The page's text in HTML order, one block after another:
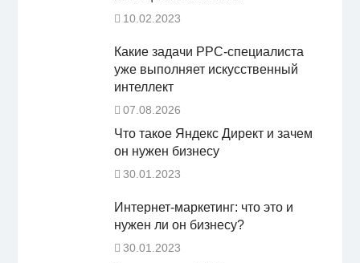
10.02.2023
Какие задачи PPC-специалиста
уже выполняет искусственный
интеллект
07.08.2026
Что такое Яндекс Директ и зачем
он нужен бизнесу
30.01.2023
Интернет-маркетинг: что это и
нужен ли он бизнесу?
30.01.2023